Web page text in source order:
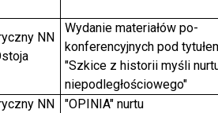
NN
Wydanie materiałów po-
konferencyjnych pod
"Szkice z historii myśli
niepodległościowego"
NN
"OPINIA" nurtu